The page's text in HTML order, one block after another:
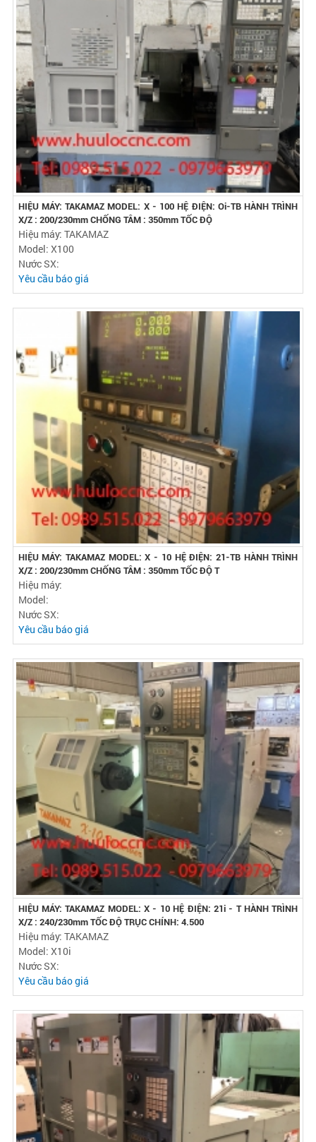
HIỆU MÁY: TAKAMAZ MODEL: X - 100 HỆ ĐIỆN: Oi-TB HÀNH TRÌNH
X/Z : 200/230mm CHỐNG TÂM : 350mm TỐC ĐỘ
Hiệu máy: TAKAMAZ
Model: X100
Nước SX:
Yêu cầu báo giá
HIỆU MÁY: TAKAMAZ MODEL: X - 10 HỆ ĐIỆN: 21-TB HÀNH TRÌNH
X/Z : 200/230mm CHỐNG TÂM : 350mm TỐC ĐỘ T
Hiệu máy:
Model:
Nước SX:
Yêu cầu báo giá
HIỆU MÁY: TAKAMAZ MODEL: X - 10 HỆ ĐIỆN: 21i - T HÀNH TRÌNH
X/Z : 240/230mm TỐC ĐỘ TRỤC CHÍNH: 4.500
Hiệu máy: TAKAMAZ
Model: X10i
Nước SX:
Yêu cầu báo giá